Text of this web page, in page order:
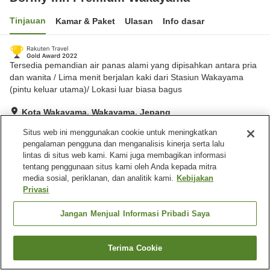
Tinjauan Kamar & Paket Ulasan Info dasar
Tersedia pemandian air panas alami yang dipisahkan antara pria
dan wanita / Lima menit berjalan kaki dari Stasiun Wakayama
(pintu keluar utama)/ Lokasi luar biasa bagus
Kota Wakayama, Wakayama, Jepang
Hebat Ulasan:927
Fasilitas properti
Tempat parkir
Lounge
Beranda
Dormy Inn Premium WakayamaCari kamar
Situs web ini menggunakan cookie untuk meningkatkan
pengalaman pengguna dan menganalisis kinerja serta lalu
lintas di situs web kami. Kami juga membagikan informasi
tentang penggunaan situs kami oleh Anda kepada mitra
media sosial, periklanan, dan analitik kami. Kebijakan
Privasi
Jangan Menjual Informasi Pribadi Saya
Terima Cookie